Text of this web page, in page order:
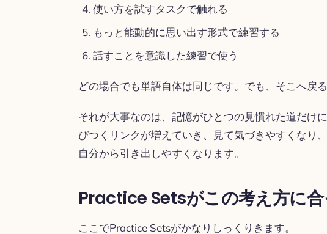
使い方を試すタスクで触れる
もっと能動的に思い出す形式で練習する
話すことを意識した練習で使う
どの場合でも単語自体は同じです。でも、そこへ戻
それが大事なのは、記憶がひとつの見慣れた道だけ
びつくリンクが増えていき、見て気づきやすくなり
自分から引き出しやすくなります。
Practice Setsがこの考え方に
ここでPractice Setsがかなりしっくりきます。